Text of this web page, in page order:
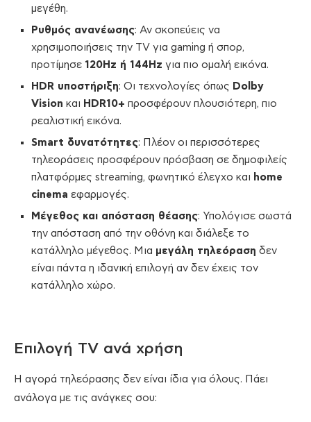
μεγέθη.
Ρυθμός ανανέωσης: Αν σκοπεύεις να
χρησιμοποιήσεις την TV για gaming ή σπορ,
προτίμησε 120Hz ή 144Hz για πιο ομαλή εικόνα.
HDR υποστήριξη: Οι τεχνολογίες όπως Dolby
Vision και HDR10+ προσφέρουν πλουσιότερη, πιο
ρεαλιστική εικόνα.
Smart δυνατότητες: Πλέον οι περισσότερες
τηλεοράσεις προσφέρουν πρόσβαση σε δημοφιλείς
πλατφόρμες streaming, φωνητικό έλεγχο και home
cinema εφαρμογές.
Μέγεθος και απόσταση θέασης: Υπολόγισε σωστά
την απόσταση από την οθόνη και διάλεξε το
κατάλληλο μέγεθος. Μια μεγάλη τηλεόραση δεν
είναι πάντα η ιδανική επιλογή αν δεν έχεις τον
κατάλληλο χώρο.
Επιλογή TV ανά χρήση
Η αγορά τηλεόρασης δεν είναι ίδια για όλους. Πάει
ανάλογα με τις ανάγκες σου: